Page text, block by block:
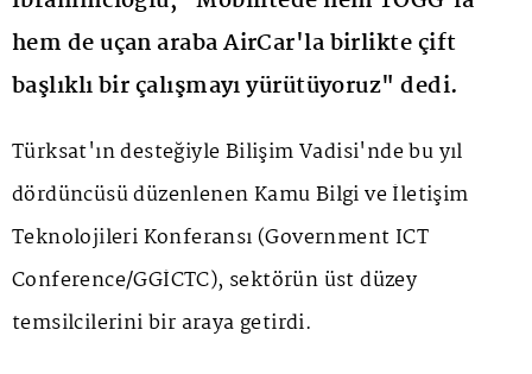
hem de uçan araba AirCar'la birlikte çift
başlıklı bir çalışmayı yürütüyoruz" dedi.
Türksat'ın desteğiyle Bilişim Vadisi'nde bu yıl
dördüncüsü düzenlenen Kamu Bilgi ve İletişim
Teknolojileri Konferansı (Government ICT
Conference/GGİCTC), sektörün üst düzey
temsilcilerini bir araya getirdi.